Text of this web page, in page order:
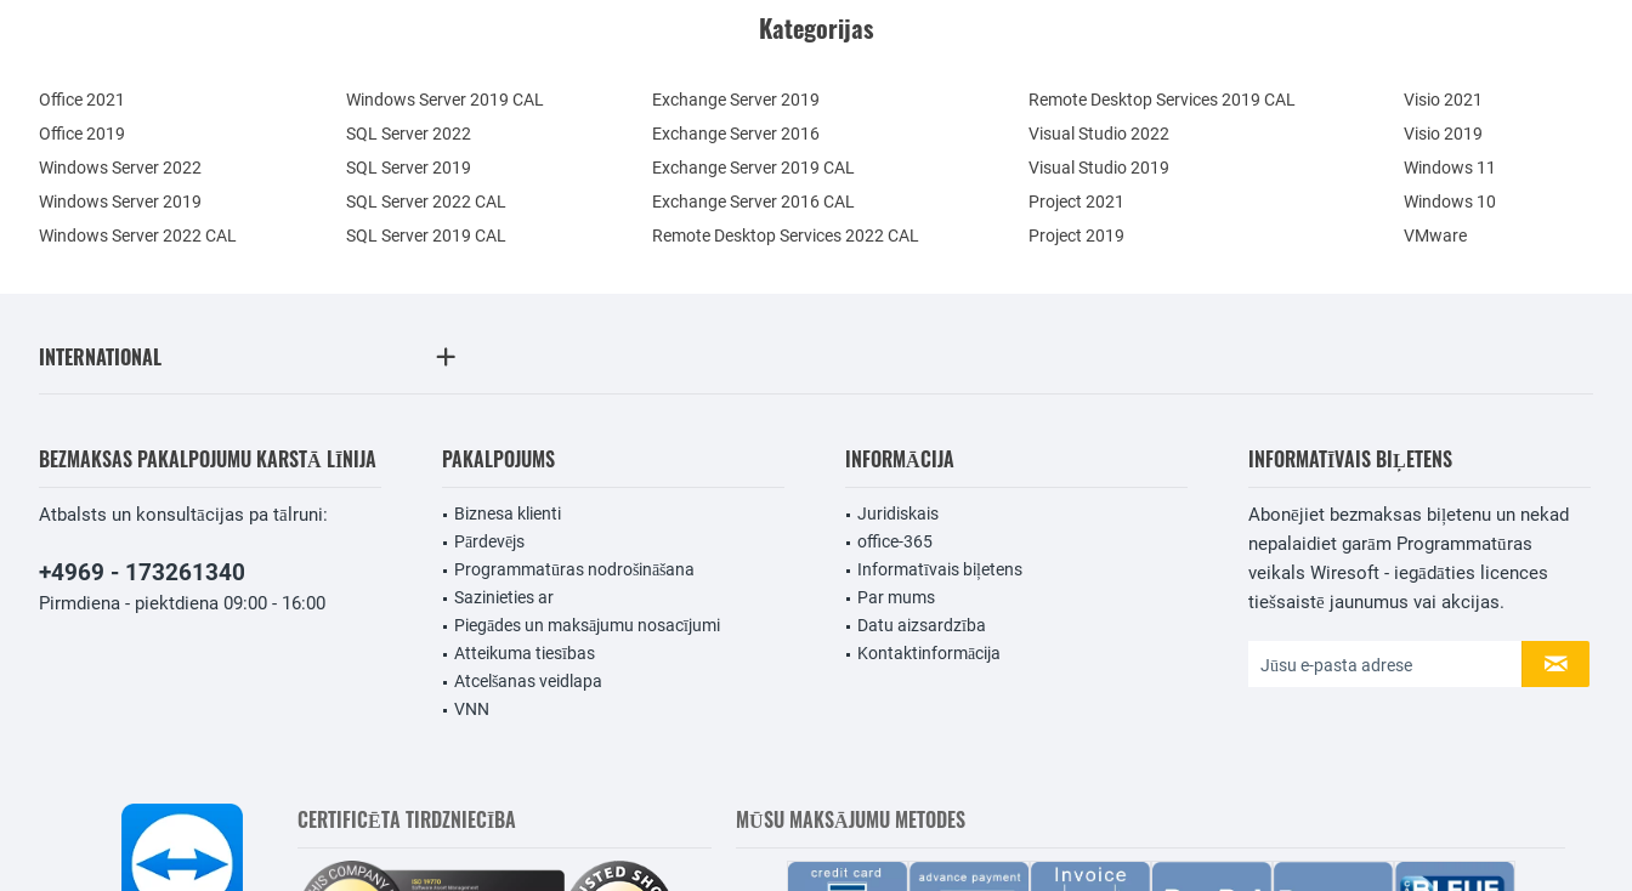
Kategorijas
Office 2021
Office 2019
Windows Server 2022
Windows Server 2019
Exchange Server 2019
Exchange Server 2016
SQL Server 2022
SQL Server 2019
Windows Server 2022 CAL
Windows Server 2019 CAL
SQL Server 2022 CAL
SQL Server 2019 CAL
Remote Desktop Services 2022 CAL
Remote Desktop Services 2019 CAL
Exchange Server 2019 CAL
Exchange Server 2016 CAL
Visual Studio 2022
Visual Studio 2019
Project 2021
Project 2019
Visio 2021
Visio 2019
Windows 11
Windows 10
VMware
INTERNATIONAL
BEZMAKSAS PAKALPOJUMU KARSTĀ LĪNIJA
Atbalsts un konsultācijas pa tālruni:
+4969 - 173261340
Pirmdiena - piektdiena 09:00 - 16:00
PAKALPOJUMS
Biznesa klienti
Pārdevējs
Programmatūras nodrošināšana
Sazinieties ar
Piegādes un maksājumu nosacījumi
Atteikuma tiesības
Atcelšanas veidlapa
VNN
INFORMĀCIJA
Juridiskais
office-365
Informatīvais biļetens
Par mums
Datu aizsardzība
Kontaktinformācija
INFORMATĪVAIS BIĻETENS
Abonējiet bezmaksas biļetenu un nekad
nepalaidiet garām Programmatūras
veikals Wiresoft - iegādāties licences
tiešsaistē jaunumus vai akcijas.
CERTIFICĒTA TIRDZNIECĪBA MŪSU MAKSĀJUMU METODES